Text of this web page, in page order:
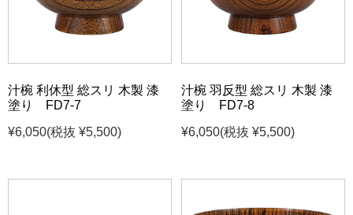
汁椀 利休型 総スリ 木製 漆
塗り FD7-7
¥6,050(税抜 ¥5,500)
汁椀 羽反型 総スリ 木製 漆
塗り FD7-8
¥6,050(税抜 ¥5,500)